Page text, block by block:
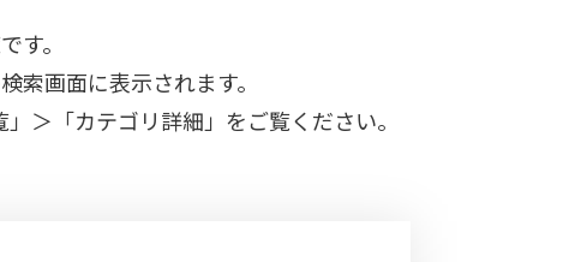
す。
索画面に表示されます。
」＞「カテゴリ詳細」をご覧ください。